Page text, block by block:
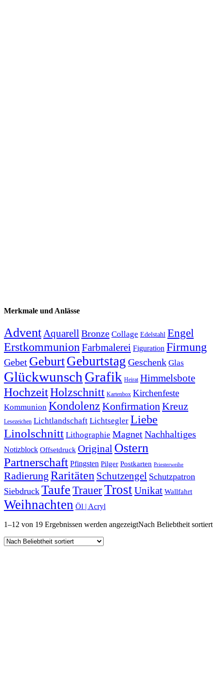
Merkmale und Anlässe
AdventAquarellBronze Collage Edelstahl Engel
Erstkommunion Farbmalerei Figuration Firmung
Gebet GeburtGeburtstag Geschenk Glas
Glückwunsch Grafik Heirat Himmelsbote
HochzeitHolzschnitt Kartenbox Kirchenfeste
Kommunion Kondolenz KonfirmationKreuz
Lesezeichen Lichtlandschaft Lichtsegler Liebe
Linolschnitt Lithographie MagnetNachhaltiges
Notizblock Offsetdruck Original Ostern
Partnerschaft Pfingsten Pilger Postkarten Priesterweihe
Radierung Raritäten Schutzengel Schutzpatron
Siebdruck Taufe TrauerTrostUnikat Wallfahrt
Weihnachten Öl | Acryl
1–12 von 19 Ergebnissen werden angezeigtNach Beliebtheit sortiert